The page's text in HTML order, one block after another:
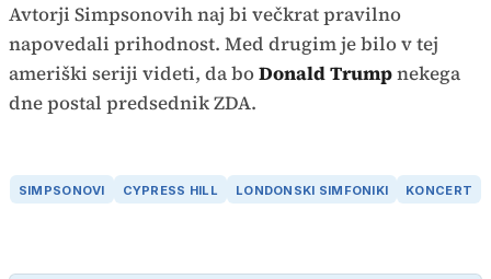
Avtorji Simpsonovih naj bi večkrat pravilno
napovedali prihodnost. Med drugim je bilo v tej
ameriški seriji videti, da boDonald Trumpnekega
dne postal predsednik ZDA.
SIMPSONOVI CYPRESS HILL LONDONSKI SIMFONIKI KONCERT